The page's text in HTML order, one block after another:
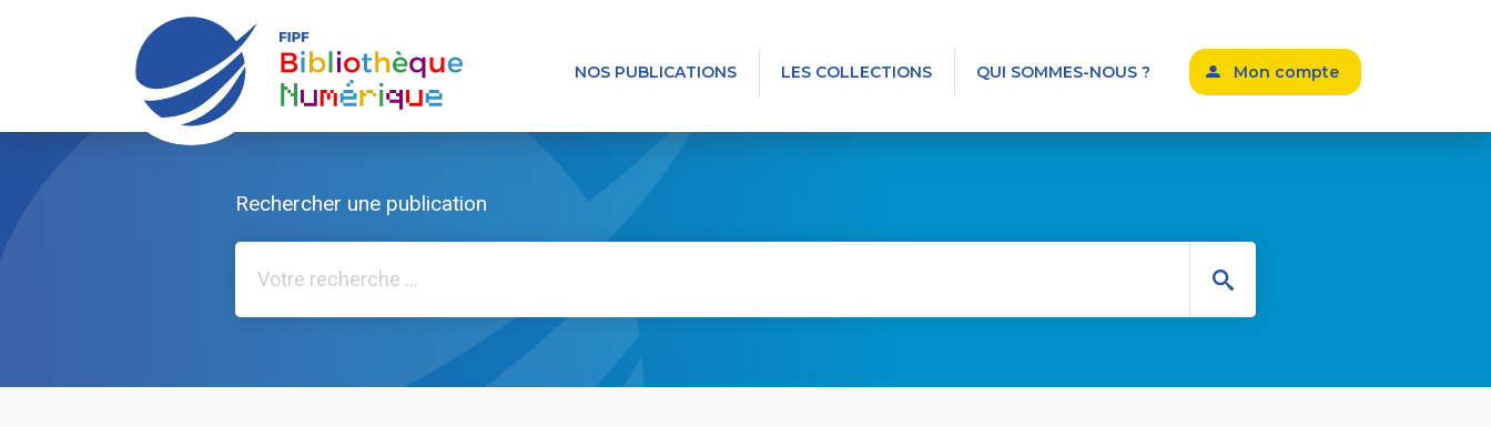
NOS PUBLICATIONS LES COLLECTIONS QUI SOMMES-NOUS ? Mon compte
Rechercher une publication